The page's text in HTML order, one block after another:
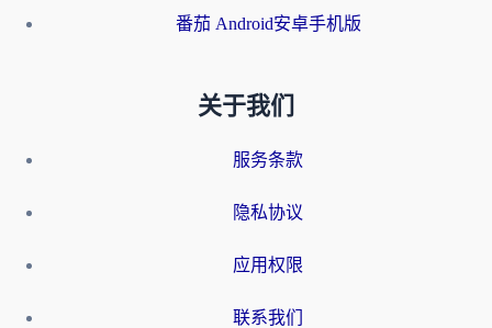
番茄 Android安卓手机版
关于我们
服务条款
隐私协议
应用权限
联系我们